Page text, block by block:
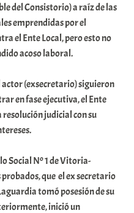
del Consistorio) a raíz de las
emprendidas por el
el Ente Local, pero esto no
acoso laboral.
(exsecretario) siguieron
en fase ejecutiva, el Ente
judicial con su
Social Nº 1 de Vitoria-
que el ex secretario
tomó posesión de su
inició un